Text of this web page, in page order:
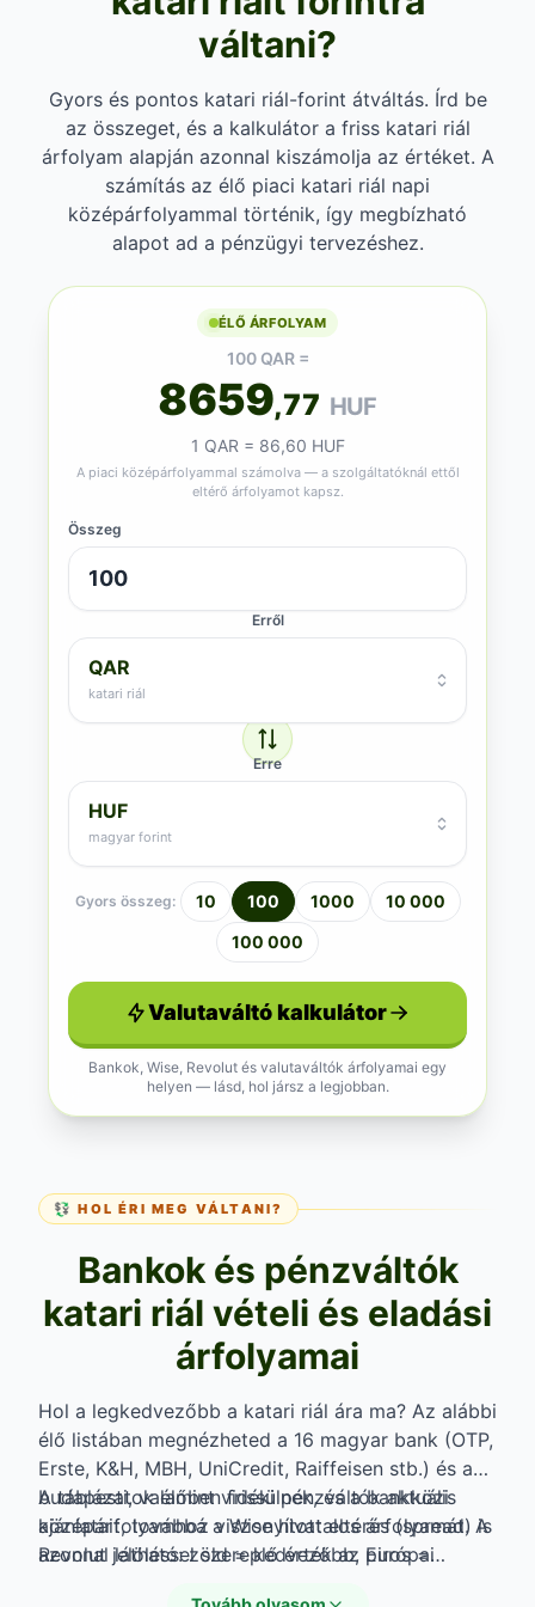
váltani?
Gyors és pontos katari riál-forint átváltás. Írd be
az összeget, és a kalkulátor a friss katari riál
árfolyam alapján azonnal kiszámolja az értéket. A
számítás az élő piaci katari riál napi
középárfolyammal történik, így megbízható
alapot ad a pénzügyi tervezéshez.
ÉLŐ ÁRFOLYAM
100 QAR =
8659,77 HUF
1 QAR = 86,60 HUF
A piaci középárfolyammal számolva — a szolgáltatóknál ettől
eltérő árfolyamot kapsz.
Összeg
Erről
QAR
katari riál
Erre
HUF
magyar forint
Gyors összeg: 10 100 1000
10 000
100 000
Valutaváltó kalkulátor
Bankok, Wise, Revolut és valutaváltók árfolyamai egy
helyen — lásd, hol jársz a legjobban.
💱 HOL ÉRI MEG VÁLTANI?
Bankok és pénzváltók
katari riál vételi és eladási
árfolyamai
Hol a legkedvezőbb a katari riál ára ma? Az alábbi
élő listában megnézheted a 16 magyar bank (OTP,
Erste, K&H, MBH, UniCredit, Raiffeisen stb.) és a
budapesti, valamint vidéki pénzváltók aktuális
ajánlatait, továbbá a Wise hivatalos árfolyamát. A
Revolut jelöléssel szereplő érték az Európai
A táblázatok élőben frissülnek, és a bankközi
középárfolyamhoz viszonyított eltérés (spread) is
azonnal látható: zöld = kedvezőbb, piros =